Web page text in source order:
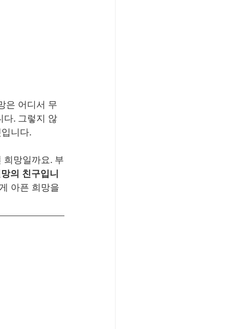
은 어디서 무
다. 그렇지 않
니다.
희망일까요. 부
의 친구입니
아픈 희망을